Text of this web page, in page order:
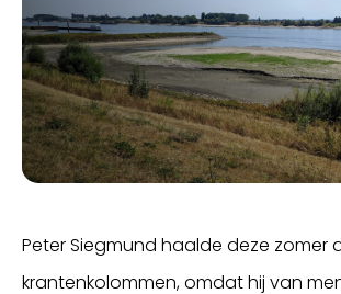
Peter Siegmund haalde deze zomer
krantenkolommen, omdat hij van